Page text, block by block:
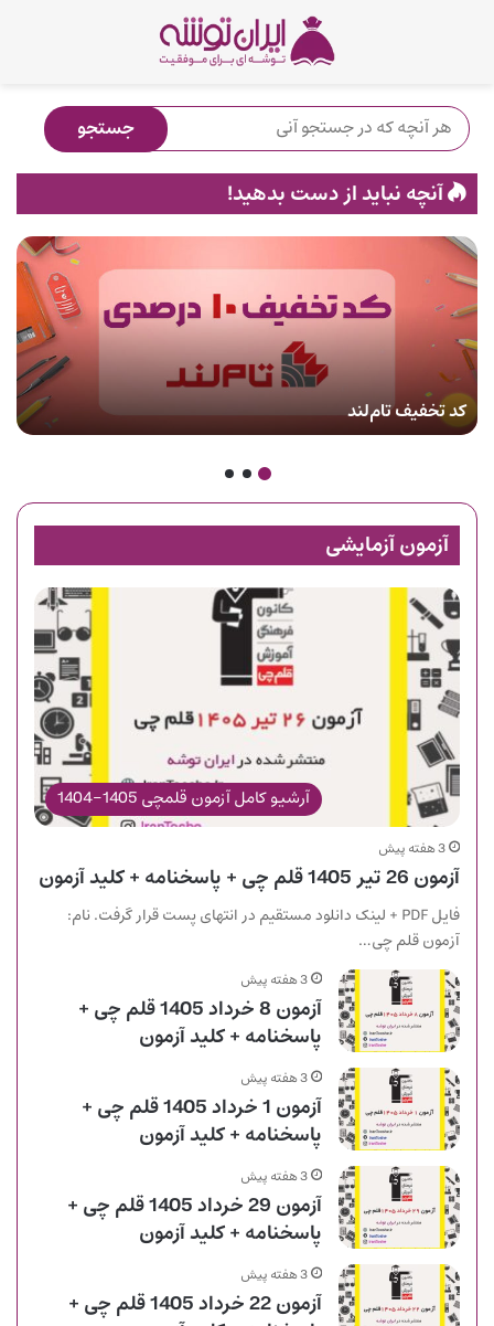
آنچه نباید از دست بدهید!
کد تخفیف تام‌لند
آزمون آزمایشی
آرشیو کامل آزمون قلمچی 1405-1404
3 هفته پیش
آزمون 26 تیر 1405 قلم چی + پاسخنامه + کلید آزمون
فایل PDF + لینک دانلود مستقیم در انتهای پست قرار گرفت. نام:
آزمون قلم چی…
3 هفته پیش
آزمون 8 خرداد 1405 قلم چی +
پاسخنامه + کلید آزمون
3 هفته پیش
آزمون 1 خرداد 1405 قلم چی +
پاسخنامه + کلید آزمون
3 هفته پیش
آزمون 29 خرداد 1405 قلم چی +
پاسخنامه + کلید آزمون
3 هفته پیش
آزمون 22 خرداد 1405 قلم چی +